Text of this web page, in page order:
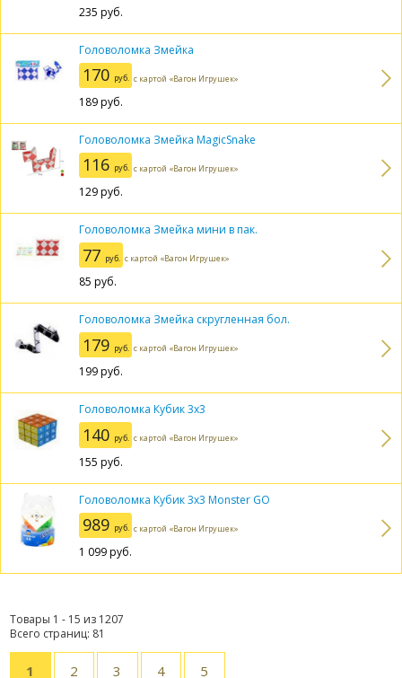
235 руб.
Головоломка Змейка
170 руб. с картой «Вагон Игрушек»
189руб.
Головоломка Змейка MagicSnake
116 руб. с картой «Вагон Игрушек»
129руб.
Головоломка Змейка мини в пак.
77 руб. с картой «Вагон Игрушек»
85 руб.
Головоломка Змейка скругленная бол.
179 руб. с картой «Вагон Игрушек»
199руб.
Головоломка Кубик 3х3
140 руб. с картой «Вагон Игрушек»
155 руб.
Головоломка Кубик 3х3 Monster GO
989 руб. с картой «Вагон Игрушек»
1 099руб.
Товары 1 - 15 из 1207
Всего страниц: 81
1 2 3 4 5